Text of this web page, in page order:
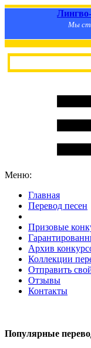
Мы
Меню:
Главная
Перевод песен
Призовые
Архив
Коллекции
Отправить
Отзывы
Контакты
Популярные